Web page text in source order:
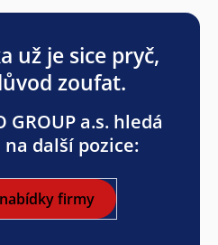
už je sice pryč,
zoufat.
GROUP a.s. hledá
další pozice:
firmy